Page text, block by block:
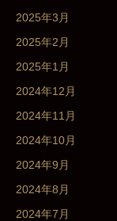
2025年3月
2025年2月
2025年1月
2024年12月
2024年11月
2024年10月
2024年9月
2024年8月
2024年7月